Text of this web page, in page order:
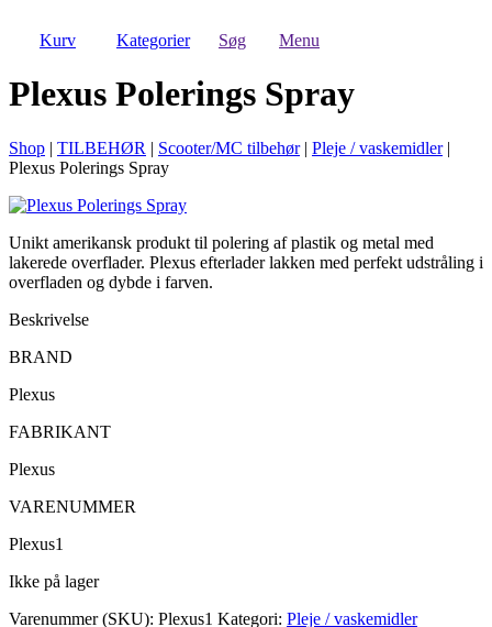
Kurv Kategorier Søg Menu
Plexus Polerings Spray
Shop | TILBEHØR | Scooter/MC tilbehør| Pleje / vaskemidler|
Plexus Polerings Spray
Unikt amerikansk produkt til polering af plastik og metal med
lakerede overflader. Plexus efterlader lakken med perfekt udstråling i
overfladen og dybde i farven.
Beskrivelse
BRAND
Plexus
FABRIKANT
Plexus
VARENUMMER
Plexus1
Ikke på lager
Varenummer (SKU): Plexus1 Kategori: Pleje / vaskemidler